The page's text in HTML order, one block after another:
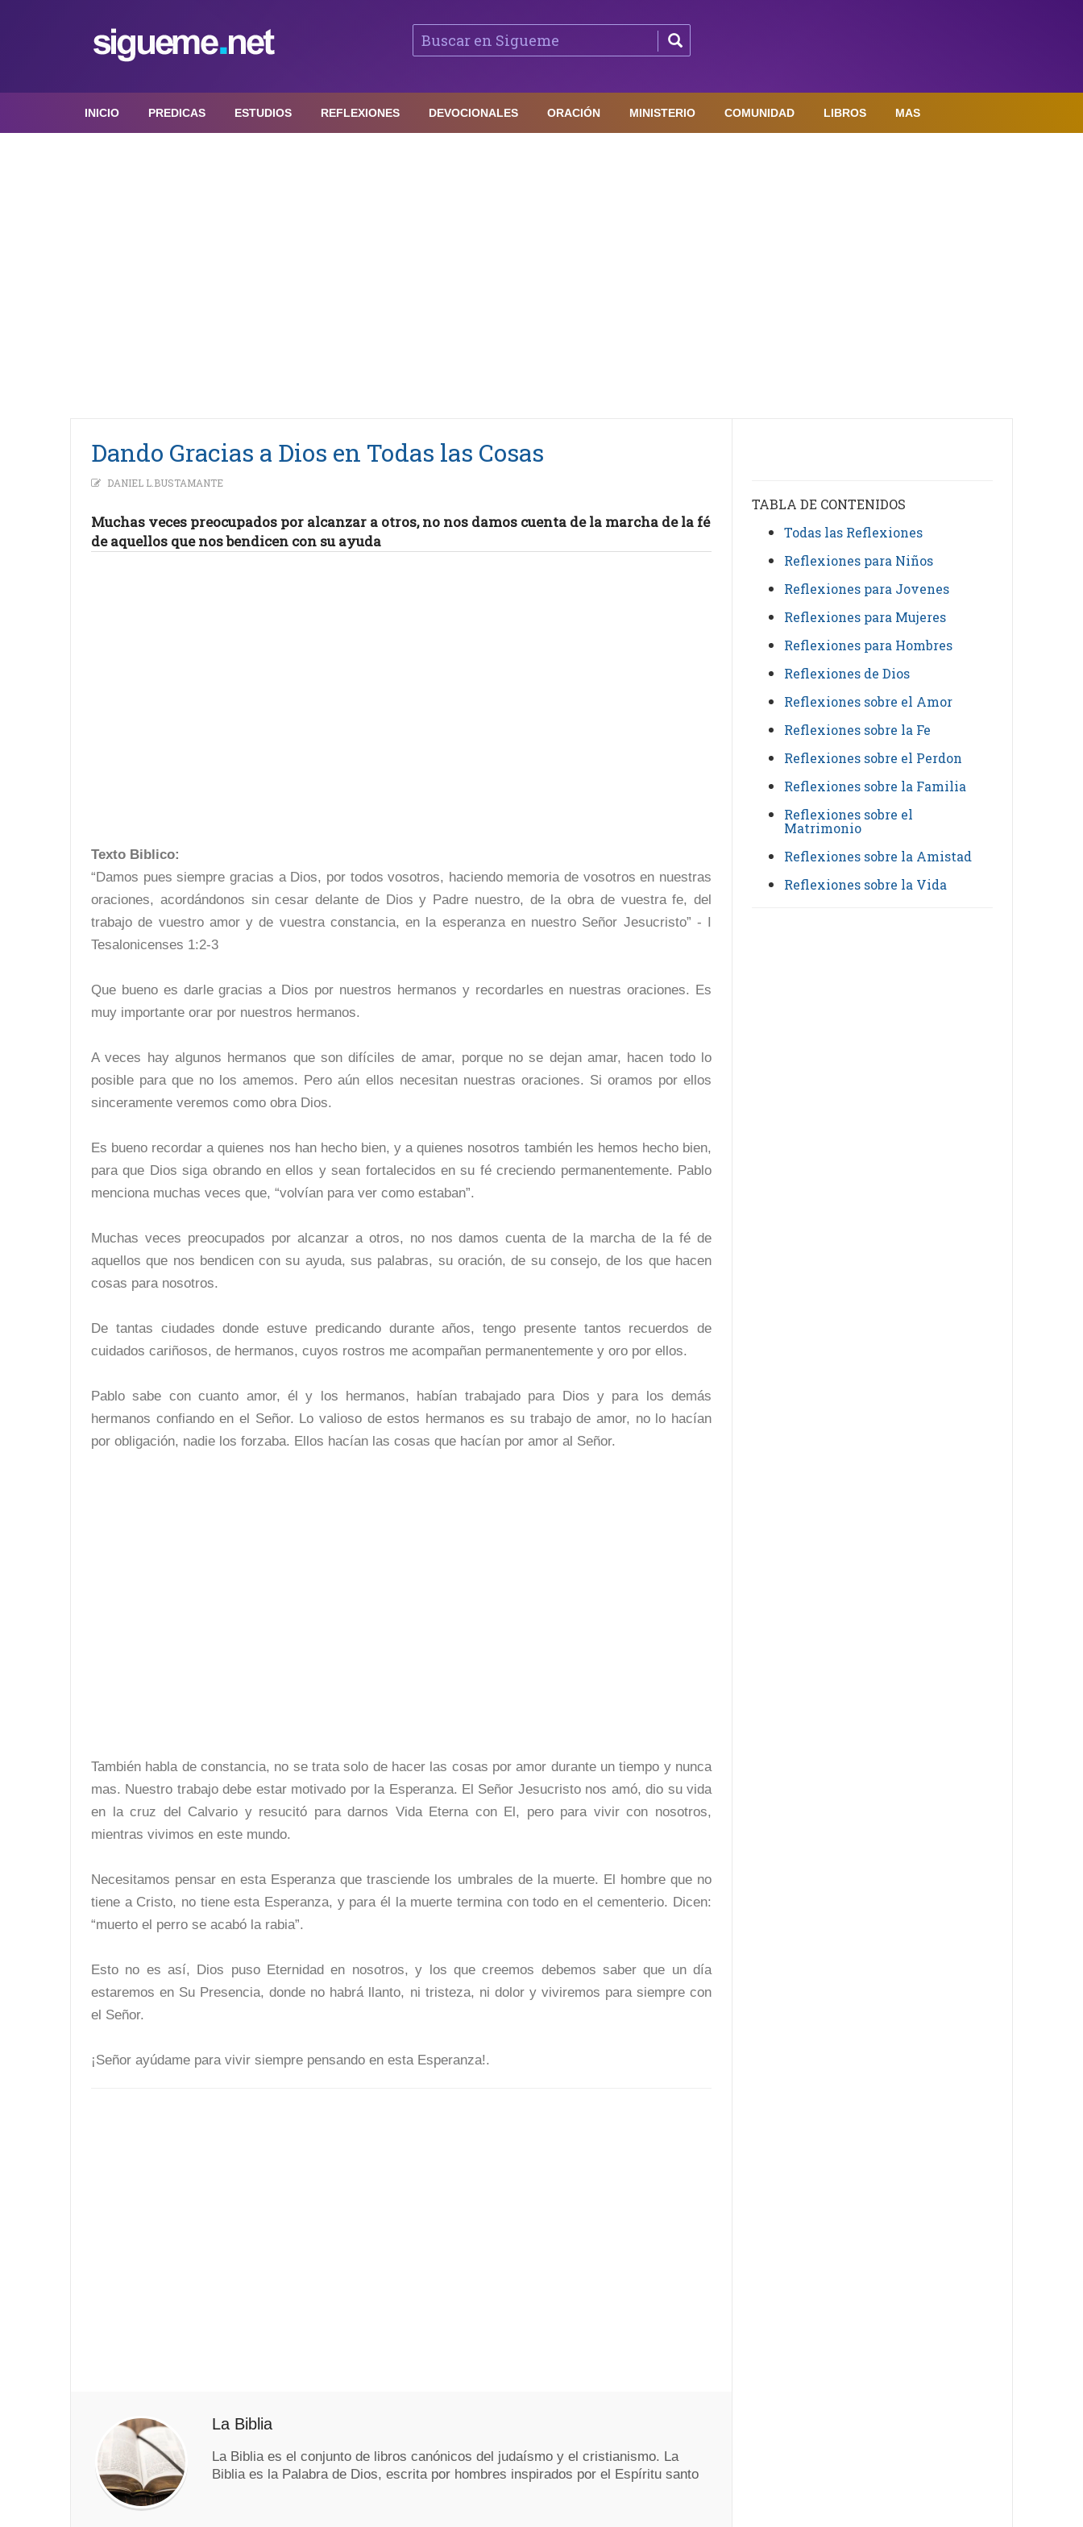
INICIO PREDICAS ESTUDIOS REFLEXIONES DEVOCIONALES ORACIÓN MINISTERIO COMUNIDAD LIBROS MAS
Dando Gracias a Dios en Todas las Cosas
DANIEL L.BUSTAMANTE
Muchas veces preocupados por alcanzar a otros, no nos damos cuenta de la marcha de la fé
de aquellos que nos bendicen con su ayuda
Texto Biblico:
“Damos pues siempre gracias a Dios, por todos vosotros, haciendo memoria de vosotros en nuestras
oraciones, acordándonos sin cesar delante de Dios y Padre nuestro, de la obra de vuestra fe, del
trabajo de vuestro amor y de vuestra constancia, en la esperanza en nuestro Señor Jesucristo” - I
Tesalonicenses 1:2-3
Que bueno es darle gracias a Dios por nuestros hermanos y recordarles en nuestras oraciones. Es
muy importante orar por nuestros hermanos.
A veces hay algunos hermanos que son difíciles de amar, porque no se dejan amar, hacen todo lo
posible para que no los amemos. Pero aún ellos necesitan nuestras oraciones. Si oramos por ellos
sinceramente veremos como obra Dios.
Es bueno recordar a quienes nos han hecho bien, y a quienes nosotros también les hemos hecho bien,
para que Dios siga obrando en ellos y sean fortalecidos en su fé creciendo permanentemente. Pablo
menciona muchas veces que, “volvían para ver como estaban”.
Muchas veces preocupados por alcanzar a otros, no nos damos cuenta de la marcha de la fé de
aquellos que nos bendicen con su ayuda, sus palabras, su oración, de su consejo, de los que hacen
cosas para nosotros.
De tantas ciudades donde estuve predicando durante años, tengo presente tantos recuerdos de
cuidados cariñosos, de hermanos, cuyos rostros me acompañan permanentemente y oro por ellos.
Pablo sabe con cuanto amor, él y los hermanos, habían trabajado para Dios y para los demás
hermanos confiando en el Señor. Lo valioso de estos hermanos es su trabajo de amor, no lo hacían
por obligación, nadie los forzaba. Ellos hacían las cosas que hacían por amor al Señor.
También habla de constancia, no se trata solo de hacer las cosas por amor durante un tiempo y nunca
mas. Nuestro trabajo debe estar motivado por la Esperanza. El Señor Jesucristo nos amó, dio su vida
en la cruz del Calvario y resucitó para darnos Vida Eterna con El, pero para vivir con nosotros,
mientras vivimos en este mundo.
Necesitamos pensar en esta Esperanza que trasciende los umbrales de la muerte. El hombre que no
tiene a Cristo, no tiene esta Esperanza, y para él la muerte termina con todo en el cementerio. Dicen:
“muerto el perro se acabó la rabia”.
Esto no es así, Dios puso Eternidad en nosotros, y los que creemos debemos saber que un día
estaremos en Su Presencia, donde no habrá llanto, ni tristeza, ni dolor y viviremos para siempre con
el Señor.
¡Señor ayúdame para vivir siempre pensando en esta Esperanza!.
La Biblia
La Biblia es el conjunto de libros canónicos del judaísmo y el cristianismo. La
Biblia es la Palabra de Dios, escrita por hombres inspirados por el Espíritu santo
TABLA DE CONTENIDOS
Todas las Reflexiones
Reflexiones para Niños
Reflexiones para Jovenes
Reflexiones para Mujeres
Reflexiones para Hombres
Reflexiones de Dios
Reflexiones sobre el Amor
Reflexiones sobre la Fe
Reflexiones sobre el Perdon
Reflexiones sobre la Familia
Reflexiones sobre el
Matrimonio
Reflexiones sobre la Amistad
Reflexiones sobre la Vida